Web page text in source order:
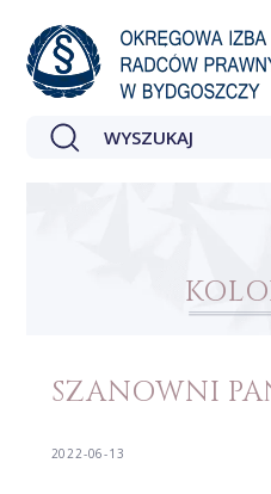
SZANOWNI
2022-06-13